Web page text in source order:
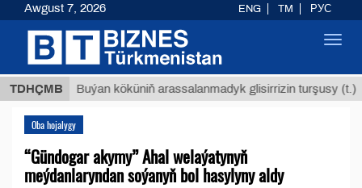
TDHÇMB
Buýan köküniň arassalanmadyk glisirrizin turşusy (t.)
Oba hojalygy
“Gündogar akymy” Ahal welaýatynyň
meýdanlaryndan soýanyň bol hasylyny aldy
Awgust 7, 2026 ENG TM РУС